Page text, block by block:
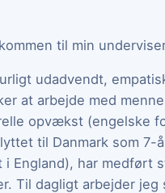
til min
udadvendt,
at arbejde med
opvækst (engelske
til Danmark som 7-
i England), har medført
Til dagligt arbejder